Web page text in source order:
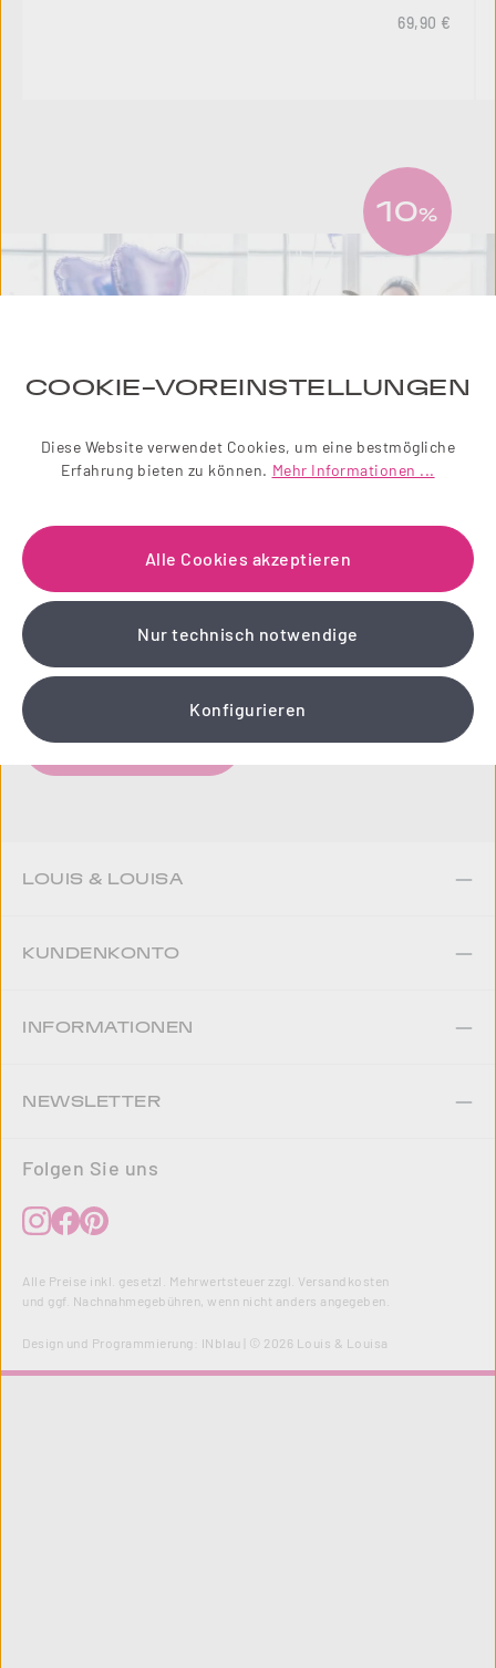
Regulärer
69,90 €
10%
NEWSLETTER
Einfach zauberhaft! Abonnieren Sie jetzt unseren
liebevoll gestalteten Newsletter.
Wir schenken Ihnen einen 10 % Gutschein!
Jetzt anmelden
LOUIS & LOUISA
KUNDENKONTO
INFORMATIONEN
NEWSLETTER
Folgen Sie uns
Alle Preise inkl. gesetzl. Mehrwertsteuer zzgl. Versandkosten
und ggf. Nachnahmegebühren, wenn nicht anders angegeben.
Design und Programmierung: INblau | © 2026 Louis & Louisa
COOKIE-VOREINSTELLUNGEN
Diese Website verwendet Cookies, um eine bestmögliche
Erfahrung bieten zu können. Mehr Informationen ...
Alle Cookies akzeptieren
Nur technisch notwendige
Konfigurieren